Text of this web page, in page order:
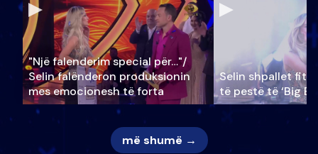
"Një falenderim special për…"/
Selin falënderon produksionin
mes emocionesh të forta
Selin shpallet
të pestë të ‘Big
më shumë →